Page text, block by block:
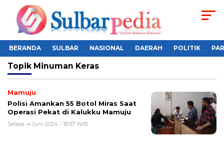
BERANDA SULBAR NASIONAL DAERAH POLITIK
Topik Minuman Keras
Mamuju
Polisi Amankan 55 Botol Miras Saat
Operasi Pekat di Kalukku Mamuju
Selasa, 4 Juni 2024 - 18:57 WIB